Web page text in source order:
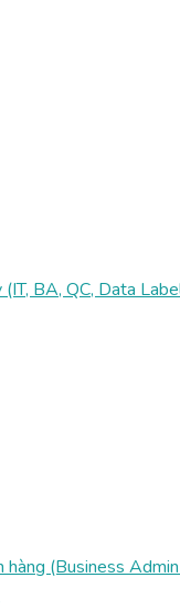
BA, QC, Data
hàng (Business